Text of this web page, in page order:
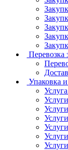
Перевозка
Упаковка